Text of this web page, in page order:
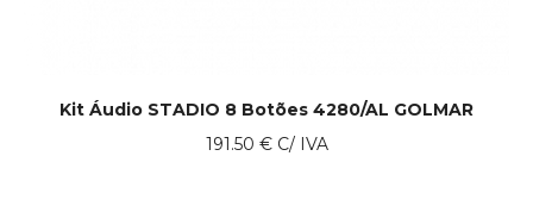
Kit Áudio STADIO 8 Botões 4280/AL GOLMAR
191.50 €C/ IVA